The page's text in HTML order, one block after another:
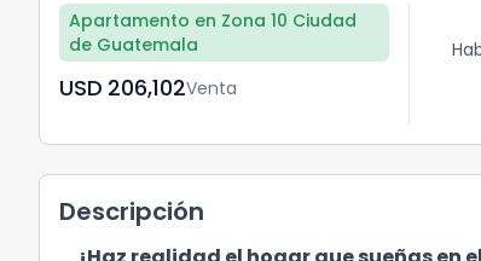
Apartamento en Zona 10 Ciudad
de Guatemala
USD	206,102Venta
Descripción